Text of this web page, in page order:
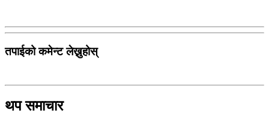
तपाईको कमेन्ट लेख्नुहोस्
थप समाचार